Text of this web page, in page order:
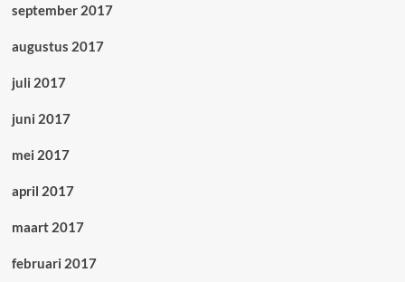
september 2017
augustus 2017
juli 2017
juni 2017
mei 2017
april 2017
maart 2017
februari 2017